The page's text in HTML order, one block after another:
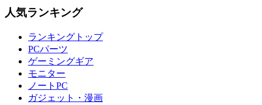
人気ランキング
ランキングトップ
PCパーツ
ゲーミングギア
モニター
ノートPC
ガジェット・漫画